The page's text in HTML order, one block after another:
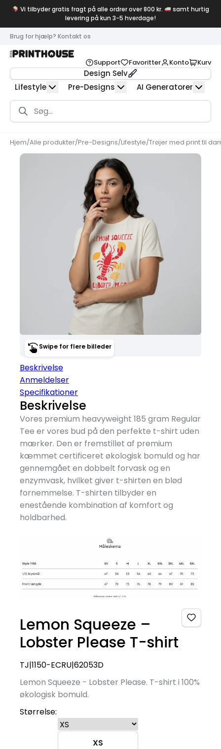
Vi tilbyder gratis fragt på alle ordrer over 800 kr.
samt hurtig
levering på kun 3-5 hverdage!
Brug for hjælp? Kontakt os
Support Favoritter Konto Kurv
Design Selv
Lifestyle
Pre-Designs AI Generatorer
Products
search
Hjem/Alle produkter/Pre-Designs/Lifestyle/Trøjer med print til
Swipe for flere billeder
Beskrivelse
Anmeldelser
Specifikationer
Beskrivelse
Vores premium heavyweight 185 gram Regular
Tee er vores bud på den perfekte t-shirt uden
mærker. Den er fremstillet af premium
kæmmet certificeret økologisk bomuld og har
gennemgået en dobbelt forvask og en
enzymvask, hvilket giver t-shirten en blød
fornemmelse. T-shirten tilbyder en
enestående kombination af komfort og
holdbarhed.
Lemon Squeeze –
Lobster Please T-shirt
TJ|1150-ECRU|62053D
Lemon Squeeze - Lobster Please. T-shirt i 100%
økologisk bomuld.
Størrelse:
XS